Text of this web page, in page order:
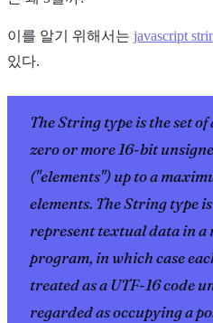
이를 알기 위해서는 javascript
있다.
The String type is the set
zero or more 16-bit
("elements") up to a
elements. The String type
represent textual data in
program, in which case
treated as a UTF-16 code
regarded as occupying a